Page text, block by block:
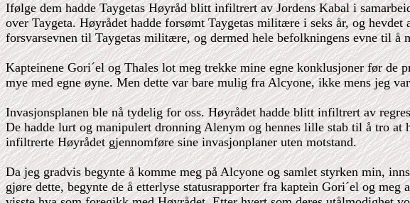
Ifølge dem hadde Taygetas Høyråd blitt infiltrert av Jordens Kabal i
over Taygeta. Høyrådet hadde forsømt Taygetas militære i seks år, og
forsvarsevnen til Taygetas militære, og dermed hele befolkningens evne til å
Kapteinene Gori´el og Thales lot meg trekke mine egne konklusjoner før de
mye med egne øyne. Men dette var bare mulig fra Alcyone, ikke mens jeg
Invasjonsplanen ble nå tydelig for oss. Høyrådet hadde blitt infiltrert av
De hadde lurt og manipulert dronning Alenym og hennes lille stab til å tro
infiltrerte Høyrådet gjennomføre sine invasjonplaner uten motstand.
Da jeg gradvis begynte å komme meg på Alcyone og samlet styrken min,
gjøre dette, begynte de å etterlyse statusrapporter fra kaptein Gori´el og